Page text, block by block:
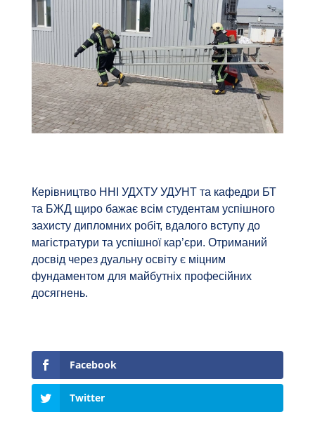
Керівництво ННІ УДХТУ УДУНТ та кафедри БТ
та БЖД щиро бажає всім студентам успішного
захисту дипломних робіт, вдалого вступу до
магістратури та успішної кар’єри. Отриманий
досвід через дуальну освіту є міцним
фундаментом для майбутніх професійних
досягнень.
Facebook
Twitter